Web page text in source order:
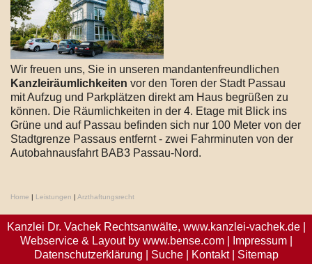
Wir freuen uns, Sie in unseren mandantenfreundlichen
Kanzleiräumlichkeiten vor den Toren der Stadt Passau
mit Aufzug und Parkplätzen direkt am Haus begrüßen zu
können. Die Räumlichkeiten in der 4. Etage mit Blick ins
Grüne und auf Passau befinden sich nur 100 Meter von der
Stadtgrenze Passaus entfernt - zwei Fahrminuten von der
Autobahnausfahrt BAB3 Passau-Nord.
Home | Leistungen | Arzthaftungsrecht
Kanzlei Dr. Vachek Rechtsanwälte, www.kanzlei-vachek.de|
Webservice & Layout by www.bense.com| Impressum|
Datenschutzerklärung
Suche| Kontakt| Sitemap